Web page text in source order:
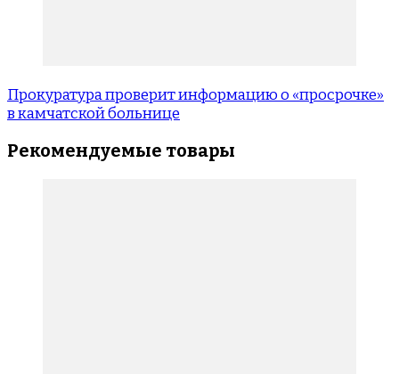
Прокуратура проверит информацию о «просрочке»
в камчатской больнице
Рекомендуемые товары